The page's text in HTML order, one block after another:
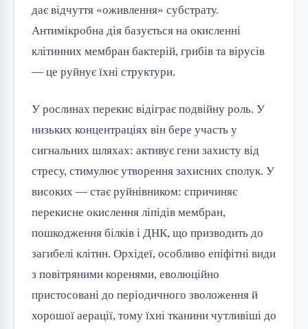
дає відчуття «оживлення» субстрату.
Антимікробна дія базується на окисленні
клітинних мембран бактерій, грибів та вірусів
— це руйнує їхні структури.
У рослинах перекис відіграє подвійну роль. У
низьких концентраціях він бере участь у
сигнальних шляхах: активує гени захисту від
стресу, стимулює утворення захисних сполук. У
високих — стає руйнівником: спричиняє
перекисне окислення ліпідів мембран,
пошкодження білків і ДНК, що призводить до
загибелі клітин. Орхідеї, особливо епіфітні види
з повітряними коренями, еволюційно
пристосовані до періодичного зволоження й
хорошої аерації, тому їхні тканини чутливіші до